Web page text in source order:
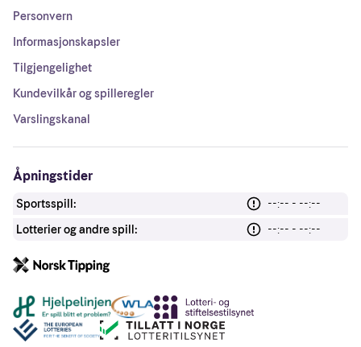
Personvern
Informasjonskapsler
Tilgjengelighet
Kundevilkår og spilleregler
Varslingskanal
Åpningstider
Sportsspill:
--:-- - --:--
Lotterier og andre spill:
--:-- - --:--
Andre lenker